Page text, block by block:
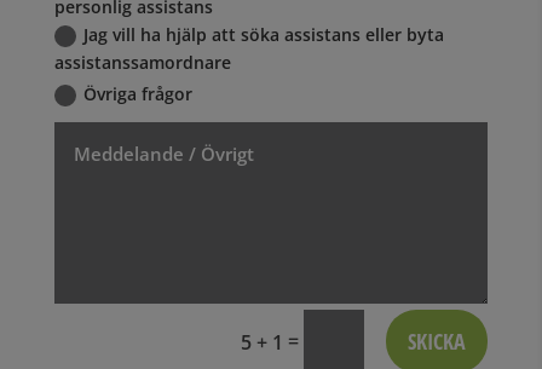
personlig assistans
Jag vill ha hjälp att söka assistans eller byta
assistanssamordnare
Övriga frågor
5 + 1 = SKICKA